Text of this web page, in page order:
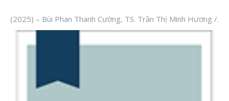
(2025) – Bùi Phan Thanh Cường, TS. Trần Thị Minh Hương /.